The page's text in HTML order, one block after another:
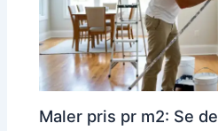
Maler pris pr m2: Se